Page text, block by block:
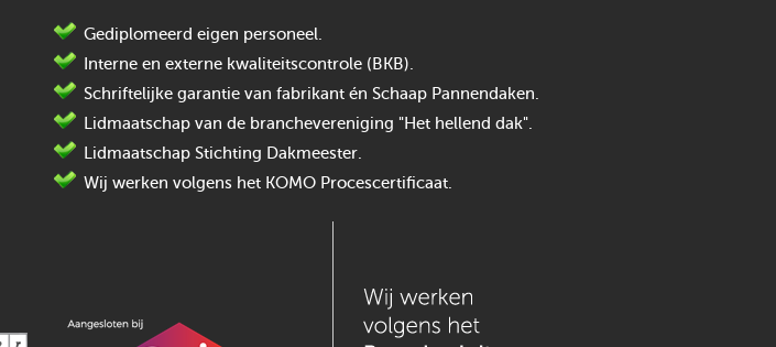
Gediplomeerd eigen personeel.
Interne en externe kwaliteitscontrole (BKB).
Schriftelijke garantie van fabrikant én Schaap Pannendaken.
Lidmaatschap van de branchevereniging "Het hellend dak".
Lidmaatschap Stichting Dakmeester.
Wij werken volgens het KOMO Procescertificaat.